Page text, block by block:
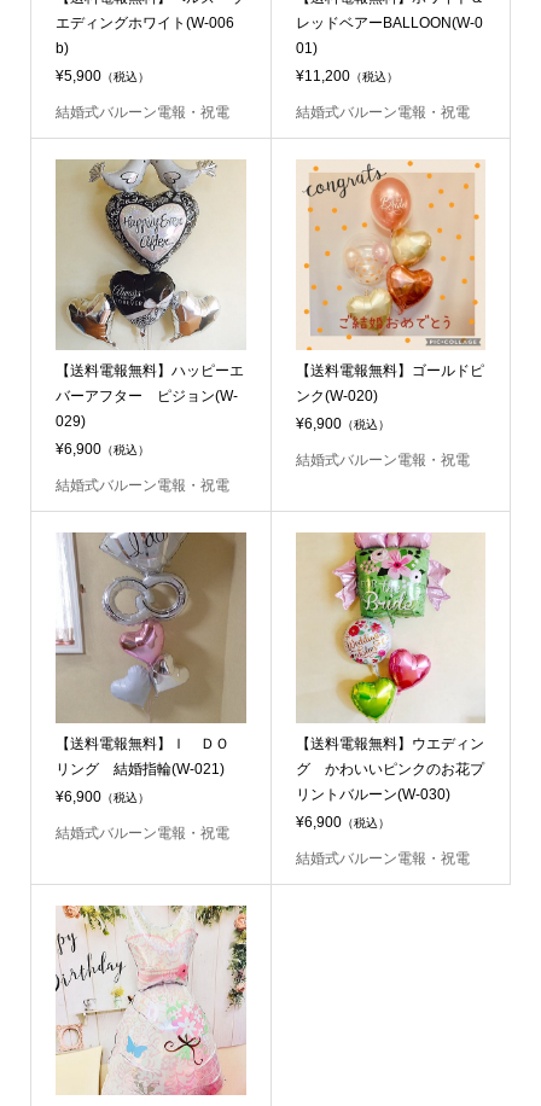
エディングホワイト(W-006
b)
¥5,900（税込）
結婚式バルーン電報・祝電
レッドベアーBALLOON(W-0
01)
¥11,200（税込）
結婚式バルーン電報・祝電
【送料電報無料】ハッピーエ
バーアフター ピジョン(W-
029)
¥6,900（税込）
結婚式バルーン電報・祝電
【送料電報無料】ゴールドピ
ンク(W-020)
¥6,900（税込）
結婚式バルーン電報・祝電
【送料電報無料】Ｉ ＤＯ
リング 結婚指輪(W-021)
¥6,900（税込）
結婚式バルーン電報・祝電
【送料電報無料】ウエディン
グ かわいいピンクのお花プ
リントバルーン(W-030)
¥6,900（税込）
結婚式バルーン電報・祝電